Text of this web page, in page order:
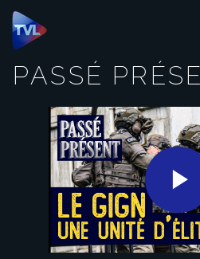
Panneau de gestion des
PASSÉ